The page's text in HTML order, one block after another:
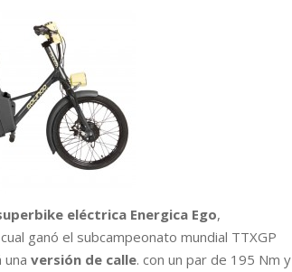
eléctrica Energica Ego,
ganó el subcampeonato mundial TTXGP
versión de calle. con un par de 195 Nm y